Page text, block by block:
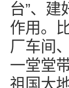
台”、建
作用。
厂车间
一堂堂
祖国大